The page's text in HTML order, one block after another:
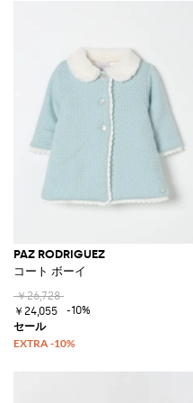
PAZ RODRIGUEZ
コート ボーイ
￥26,728
￥24,055
-10%